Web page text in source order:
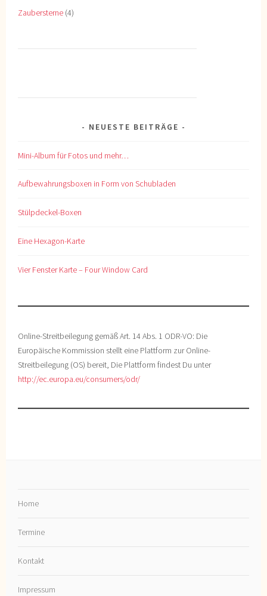
Zaubersterne (4)
NEUESTE BEITRÄGE
Mini-Album für Fotos und mehr…
Aufbewahrungsboxen in Form von Schubladen
Stülpdeckel-Boxen
Eine Hexagon-Karte
Vier Fenster Karte – Four Window Card
Online-Streitbeilegung gemäß Art. 14 Abs. 1 ODR-VO: Die
Europäische Kommission stellt eine Plattform zur Online-
Streitbeilegung (OS) bereit, Die Plattform findest Du unter
http://ec.europa.eu/consumers/odr/
Home
Termine
Kontakt
Impressum